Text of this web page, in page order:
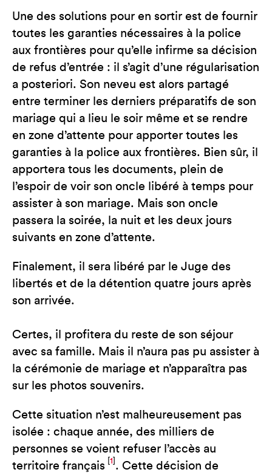
Une des solutions pour en sortir est de fournir
toutes les garanties nécessaires à la police
aux frontières pour qu’elle infirme sa décision
de refus d’entrée : il s’agit d’une régularisation
a posteriori. Son neveu est alors partagé
entre terminer les derniers préparatifs de son
mariage qui a lieu le soir même et se rendre
en zone d’attente pour apporter toutes les
garanties à la police aux frontières. Bien sûr, il
apportera tous les documents, plein de
l’espoir de voir son oncle libéré à temps pour
assister à son mariage. Mais son oncle
passera la soirée, la nuit et les deux jours
suivants en zone d’attente.
Finalement, il sera libéré par le Juge des
libertés et de la détention quatre jours après
son arrivée.
Certes, il profitera du reste de son séjour
avec sa famille. Mais il n’aura pas pu assister à
la cérémonie de mariage et n’apparaîtra pas
sur les photos souvenirs.
Cette situation n’est malheureusement pas
isolée : chaque année, des milliers de
personnes se voient refuser l’accès au
territoire français
1 . Cette décision de